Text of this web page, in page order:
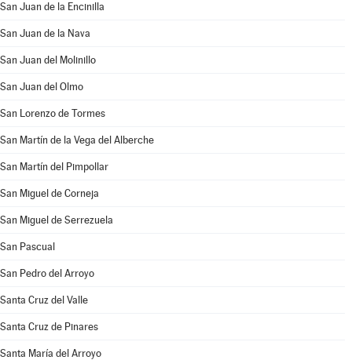
San Juan de la Encinilla
San Juan de la Nava
San Juan del Molinillo
San Juan del Olmo
San Lorenzo de Tormes
San Martín de la Vega del Alberche
San Martín del Pimpollar
San Miguel de Corneja
San Miguel de Serrezuela
San Pascual
San Pedro del Arroyo
Santa Cruz del Valle
Santa Cruz de Pinares
Santa María del Arroyo